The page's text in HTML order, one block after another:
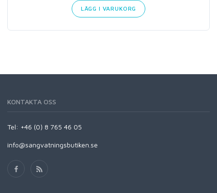
LÄGG I VARUKORG
KONTAKTA OSS
Tel: +46 (0) 8 765 46 05
info@sangvatningsbutiken.se